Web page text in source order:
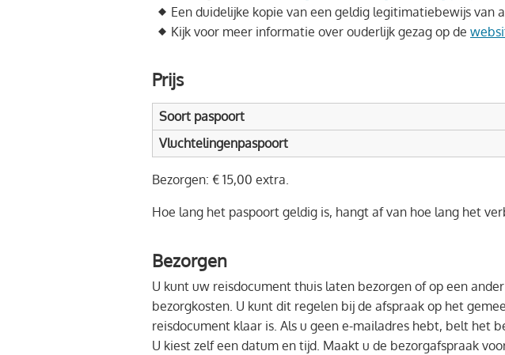
Een duidelijke kopie van een geldig legitimatiebewijs van
Kijk voor meer informatie over ouderlijk gezag op de
Prijs
Soort paspoort
Vluchtelingenpaspoort
Bezorgen: € 15,00 extra.
Hoe lang het paspoort geldig is, hangt af van hoe lang het
Bezorgen
U kunt uw reisdocument thuis laten bezorgen of op een
bezorgkosten. U kunt dit regelen bij de afspraak op het
reisdocument klaar is. Als u geen e-mailadres hebt, belt het
U kiest zelf een datum en tijd. Maakt u de bezorgafspraak